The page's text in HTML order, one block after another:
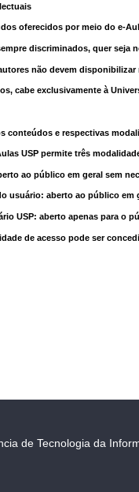
oferecidos por meio do e-
discriminados, quer seja
não devem
cabe exclusivamente à
conteúdos e respectivas
USP permite três
ao público em geral sem
usuário: aberto ao público
USP: aberto apenas para o
de acesso pode ser
de Tecnologia da